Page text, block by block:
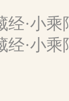
经·小
·小